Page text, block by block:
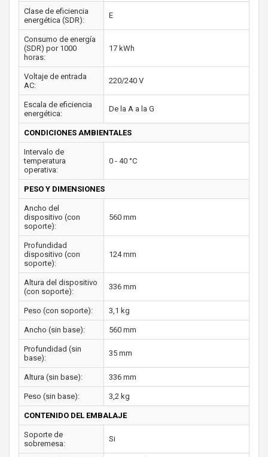
Clase de eficiencia
energética (SDR):
E
Consumo de energía
(SDR) por 1000
horas:
17 kWh
Voltaje de entrada
AC:
220/240 V
Escala de eficiencia
energética:
De la A a la G
CONDICIONES AMBIENTALES
Intervalo de
temperatura
operativa:
0 - 40 °C
PESO Y DIMENSIONES
Ancho del
dispositivo (con
soporte):
560 mm
Profundidad
dispositivo (con
soporte):
124 mm
Altura del dispositivo
(con soporte):
336 mm
Peso (con soporte): 3,1 kg
Ancho (sin base): 560 mm
Profundidad (sin
base):
35 mm
Altura (sin base): 336 mm
Peso (sin base): 3,2 kg
CONTENIDO DEL EMBALAJE
Soporte de
sobremesa:
Si